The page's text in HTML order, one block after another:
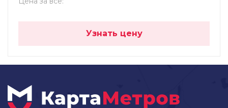
Узнать цену